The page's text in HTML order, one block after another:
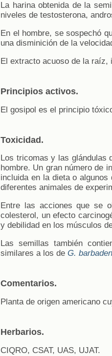
La harina obtenida de la
niveles de testosterona,
En el hombre, se sospechó
una disminición de la
El extracto acuoso de la raíz,
Principios activos.
El gosipol es el principio
Toxicidad.
Los tricomas y las glándulas
hombre. Un gran número de
incluida en la dieta o
diferentes animales de
Entre las acciones que se
colesterol, un efecto
y debilidad en los músculos
Las semillas también
similares a los de G.
Comentarios.
Planta de origen americano
Herbarios.
CIQRO, CSAT, UAS, UJAT.